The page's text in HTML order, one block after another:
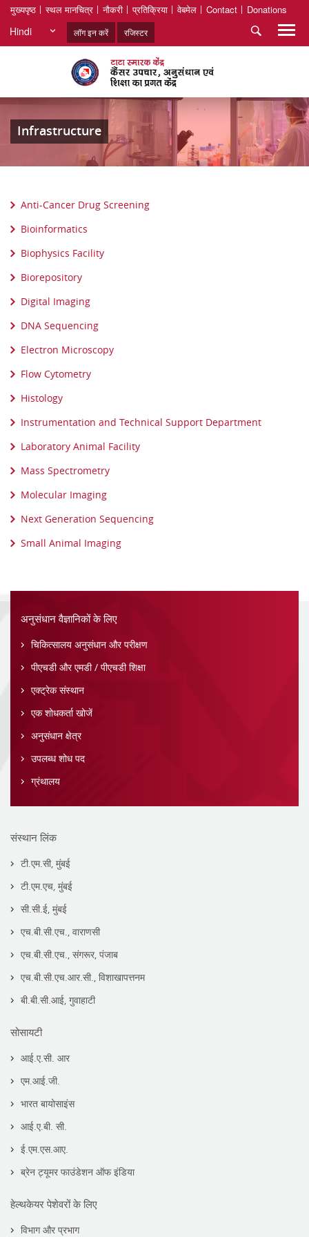
मुख्यपृष्ठ स्थल मानचित्र नौकरी प्रतिक्रिया वेबमेल Contact Donations
Hindi लॉग इन करें रजिस्टर
Infrastructure
Anti-Cancer Drug Screening
Bioinformatics
Biophysics Facility
Biorepository
Digital Imaging
DNA Sequencing
Electron Microscopy
Flow Cytometry
Histology
Instrumentation and Technical Support Department
Laboratory Animal Facility
Mass Spectrometry
Molecular Imaging
Next Generation Sequencing
Small Animal Imaging
अनुसंधान वैज्ञानिकों के लिए
चिकित्सालय अनुसंधान और परीक्षण
पीएचडी और एमडी / पीएचडी शिक्षा
एक्ट्रेक संस्थान
एक शोधकर्ता खोजें
अनुसंधान क्षेत्र
उपलब्ध शोध पद
ग्रंथालय
संस्थान लिंक
टी.एम.सी, मुंबई
टी.एम.एच, मुंबई
सी.सी.ई, मुंबई
एच.बी.सी.एच., वाराणसी
एच.बी.सी.एच., संगरूर, पंजाब
एच.बी.सी.एच.आर.सी., विशाखापत्तनम
बी.बी.सी.आई, गुवाहाटी
सोसायटी
आई.ए.सी. आर
एम.आई.जी.
भारत बायोसाइंस
आई.ए.बी. सी.
ई.एम.एस.आए.
ब्रेन ट्यूमर फाउंडेशन ऑफ इंडिया
हेल्थकेयर पेशेवरों के लिए
विभाग और प्रभाग